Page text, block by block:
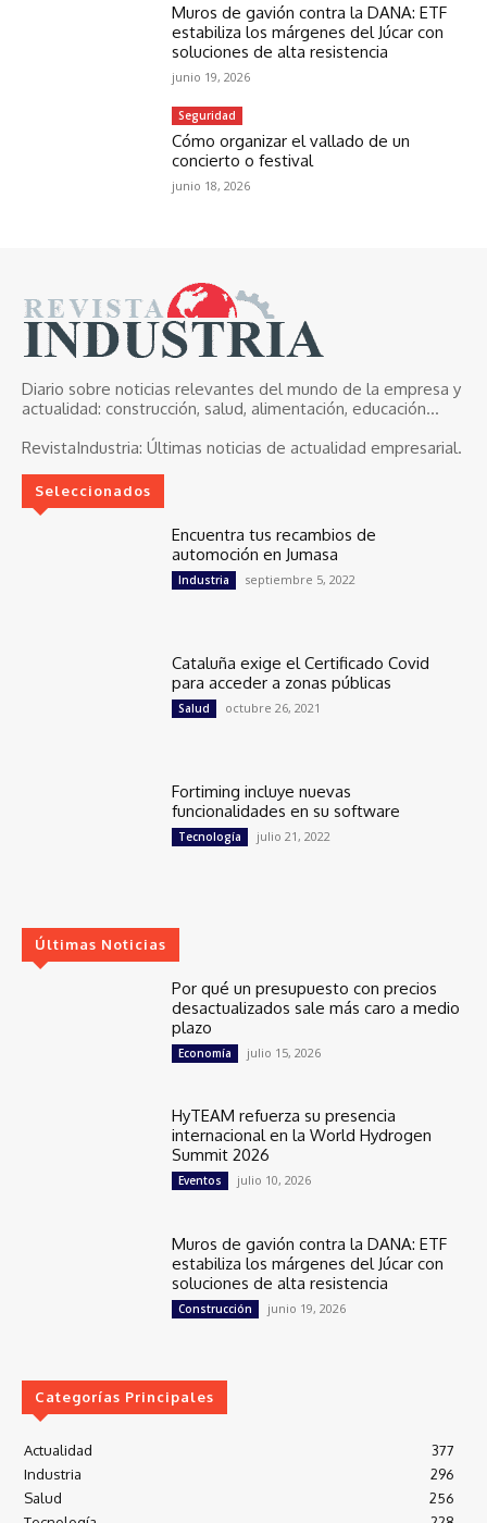
Muros de gavión contra la DANA: ETF
estabiliza los márgenes del Júcar con
soluciones de alta resistencia
junio 19, 2026
Seguridad
Cómo organizar el vallado de un
concierto o festival
junio 18, 2026
Diario sobre noticias relevantes del mundo de la empresa y
actualidad: construcción, salud, alimentación, educación...
RevistaIndustria: Últimas noticias de actualidad empresarial.
Seleccionados
Encuentra tus recambios de
automoción en Jumasa
Industria septiembre 5, 2022
Cataluña exige el Certificado Covid
para acceder a zonas públicas
Salud octubre 26, 2021
Fortiming incluye nuevas
funcionalidades en su software
Tecnología julio 21, 2022
Últimas Noticias
Por qué un presupuesto con precios
desactualizados sale más caro a medio
plazo
Economía julio 15, 2026
HyTEAM refuerza su presencia
internacional en la World Hydrogen
Summit 2026
Eventos julio 10, 2026
Muros de gavión contra la DANA: ETF
estabiliza los márgenes del Júcar con
soluciones de alta resistencia
Construcción junio 19, 2026
Categorías Principales
Actualidad
377
Industria
296
Salud
256